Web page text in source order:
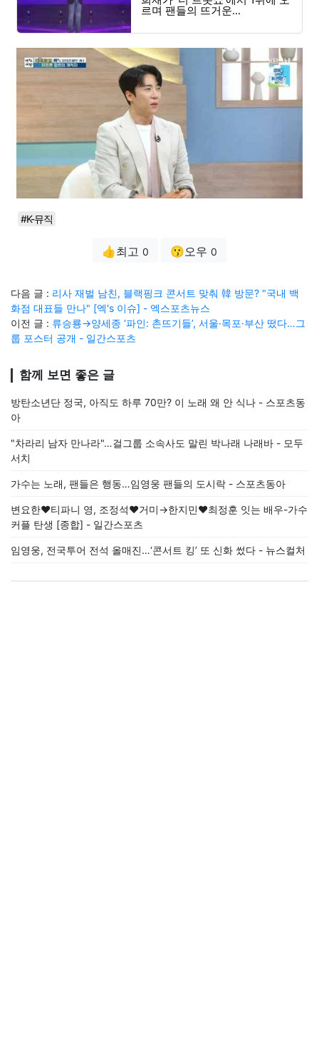
르며 팬들의 뜨거운...
#K-뮤직
👍최고 0 😗오우 0
다음 글 : 리사 재벌 남친, 블랙핑크 콘서트 맞춰 韓 방문? "국내 백
화점 대표들 만나" [엑's 이슈] - 엑스포츠뉴스
이전 글 : 류승룡→양세종 ‘파인: 촌뜨기들’, 서울·목포·부산 떴다…그
룹 포스터 공개 - 일간스포츠
함께 보면 좋은 글
방탄소년단 정국, 아직도 하루 70만? 이 노래 왜 안 식나 - 스포츠동
아
"차라리 남자 만나라"…걸그룹 소속사도 말린 박나래 나래바 - 모두
서치
가수는 노래, 팬들은 행동…임영웅 팬들의 도시락 - 스포츠동아
변요한♥티파니 영, 조정석♥거미→한지민♥최정훈 잇는 배우-가수
커플 탄생 [종합] - 일간스포츠
임영웅, 전국투어 전석 올매진…‘콘서트 킹’ 또 신화 썼다 - 뉴스컬처